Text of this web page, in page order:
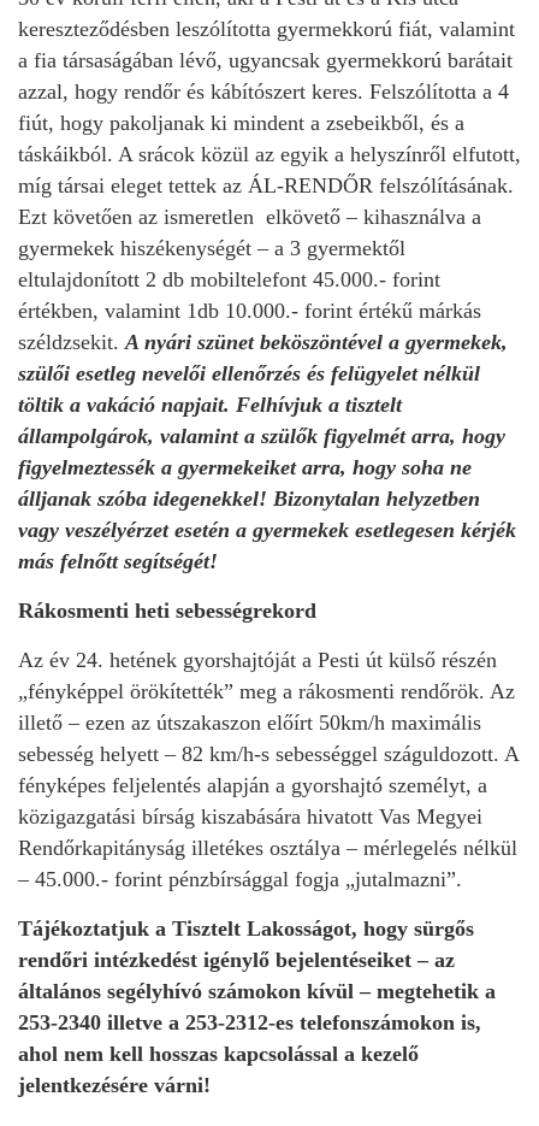
kereszteződésben leszólította gyermekkorú fiát, valamint
a fia társaságában lévő, ugyancsak gyermekkorú barátait
azzal, hogy rendőr és kábítószert keres. Felszólította a 4
fiút, hogy pakoljanak ki mindent a zsebeikből, és a
táskáikból. A srácok közül az egyik a helyszínről elfutott,
míg társai eleget tettek az ÁL-RENDŐR felszólításának.
Ezt követően az ismeretlen elkövető – kihasználva a
gyermekek hiszékenységét – a 3 gyermektől
eltulajdonított 2 db mobiltelefont 45.000.- forint
értékben, valamint 1db 10.000.- forint értékű márkás
széldzsekit.A nyári szünet beköszöntével a gyermekek,
szülői esetleg nevelői ellenőrzés és felügyelet nélkül
töltik a vakáció napjait. Felhívjuk a tisztelt
állampolgárok, valamint a szülők figyelmét arra, hogy
figyelmeztessék a gyermekeiket arra, hogy soha ne
álljanak szóba idegenekkel! Bizonytalan helyzetben
vagy veszélyérzet esetén a gyermekek esetlegesen kérjék
más felnőtt segítségét!
Rákosmenti heti sebességrekord
Az év 24. hetének gyorshajtóját a Pesti út külső részén
„fényképpel örökítették” meg a rákosmenti rendőrök. Az
illető – ezen az útszakaszon előírt 50km/h maximális
sebesség helyett – 82 km/h-s sebességgel száguldozott. A
fényképes feljelentés alapján a gyorshajtó személyt, a
közigazgatási bírság kiszabására hivatott Vas Megyei
Rendőrkapitányság illetékes osztálya – mérlegelés nélkül
– 45.000.- forint pénzbírsággal fogja „jutalmazni”.
Tájékoztatjuk a Tisztelt Lakosságot, hogy sürgős
rendőri intézkedést igénylő bejelentéseiket – az
általános segélyhívó számokon kívül – megtehetik a
253-2340 illetve a 253-2312-es telefonszámokon is,
ahol nem kell hosszas kapcsolással a kezelő
jelentkezésére várni!